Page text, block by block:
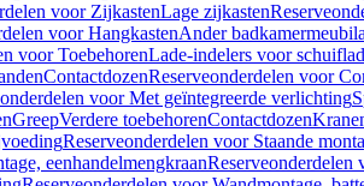
voor ZijkastenLage zijkasten
voor HangkastenAnder
voor ToebehorenLade-indelers voor
ContactdozenReserveonderdelen voor
voor Met geïntegreerde verlichting
GreepVerdere toebehorenContactdozen
Reserveonderdelen voor Staande
eenhandelmengkraanReserveonderdelen